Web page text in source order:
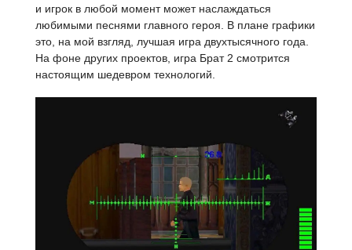
и игрок в любой момент может наслаждаться
любимыми песнями главного героя. В плане графики
это, на мой взгляд, лучшая игра двухтысячного года.
На фоне других проектов, игра Брат 2 смотрится
настоящим шедевром технологий.